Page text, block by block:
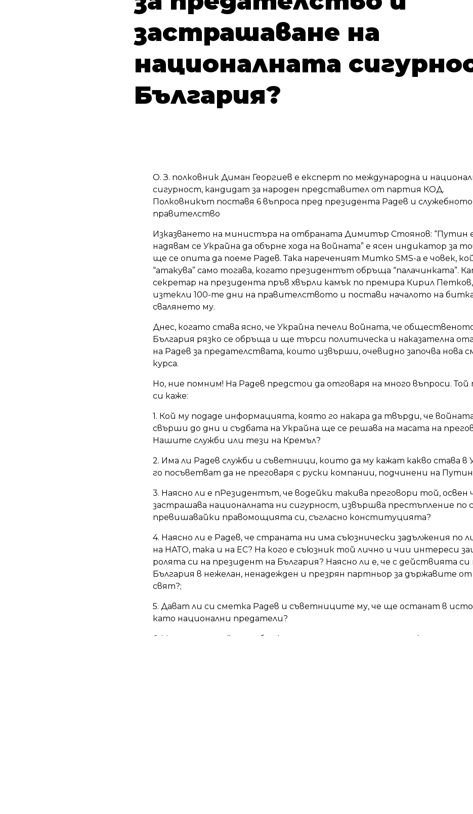
застрашаване на
националната
България?
О. З. полковник Диман Георгиев е експерт по международна и
сигурност, кандидат за народен представител от партия КОД.
Полковникът поставя 6 въпроса пред президента Радев и служебното
правителство
Изказването на министъра на отбраната Димитър Стоянов: “Путин е
надявам се Украйна да обърне хода на войната” е ясен индикатор за
ще се опита да поеме Радев. Така нареченият Митко SMS-а е човек,
“атакува” само тогава, когато президентът обръща “палачинката”.
секретар на президента пръв хвърли камък по премира Кирил Петков,
изтекли 100-те дни на правителството и постави началото на
свалянето му.
Днес, когато става ясно, че Украйна печели войната, че
България рязко се обръща и ще търси политическа и наказателна
на Радев за предателствата, които извърши, очевидно започва нова
курса.
Но, ние помним! На Радев предстои да отговаря на много въпроси. Той
си каже:
1. Кой му подаде информацията, която го накара да твърди, че
свърши до дни и съдбата на Украйна ще се решава на масата на
Нашите служби или тези на Кремъл?
2. Има ли Радев служби и съветници, които да му кажат какво става в
го посъветват да не преговаря с руски компании, подчинени на
3. Наясно ли е пРезидентът, че водейки такива преговори той, освен
застрашава националната ни сигурност, извършва престъпление по
превишавайки правомощията си, съгласно конституцията?
4. Наясно ли е Радев, че страната ни има съюзнически задължения по
на НАТО, така и на ЕС? На кого е съюзник той лично и чии интереси
ролята си на президент на България? Наясно ли е, че с действията си
България в нежелан, ненадежден и презрян партньор за държавите от
свят?;
5. Дават ли си сметка Радев и съветниците му, че ще останат в
като национални предатели?
6. Мислят ли, той и приближените му, че няма да носят наказателна